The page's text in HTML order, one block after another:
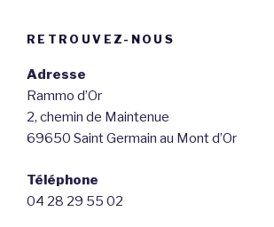
RETROUVEZ-NOUS
Adresse
Rammo d’Or
2, chemin de Maintenue
69650 Saint Germain au Mont d’Or
Téléphone
04 28 29 55 02